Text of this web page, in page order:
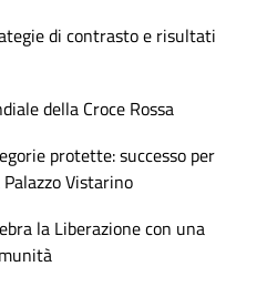
di contrasto e risultati
della Croce Rossa
protette: successo per
Vistarino
la Liberazione con una